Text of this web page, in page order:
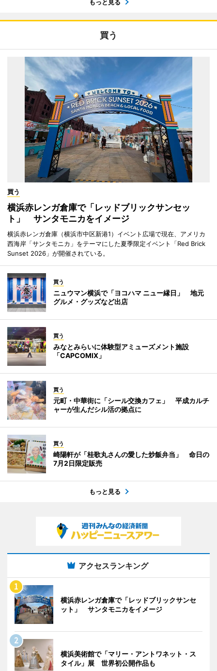
もっと見る
買う
買う
横浜赤レンガ倉庫で「レッドブリックサンセッ
ト」 サンタモニカをイメージ
横浜赤レンガ倉庫（横浜市中区新港1）イベント広場で現在、アメリカ
西海岸「サンタモニカ」をテーマにした夏季限定イベント「Red Brick
Sunset 2026」が開催されている。
買う
ニュウマン横浜で「ヨコハマ ニュー縁日」 地元
グルメ・グッズなど出店
買う
みなとみらいに体験型アミューズメント施設
「CAPCOMIX」
買う
元町・中華街に「シール交換カフェ」 平成カルチ
ャーが生んだシル活の拠点に
買う
崎陽軒が「桂歌丸さんの愛した炒飯弁当」 命日の
7月2日限定販売
もっと見る
アクセスランキング
横浜赤レンガ倉庫で「レッドブリックサンセ
ット」 サンタモニカをイメージ
横浜美術館で「マリー・アントワネット・ス
タイル」展 世界初公開作品も